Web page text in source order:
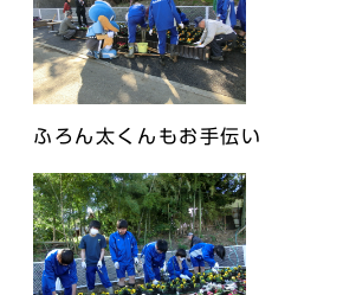
ふろん太くんもお手伝い